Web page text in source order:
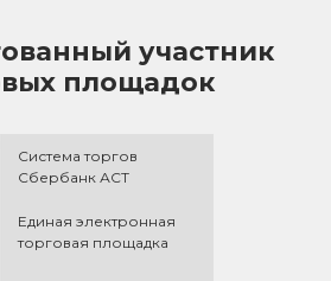
участник
площадок
Система торгов
Сбербанк АСТ
Единая электронная
торговая площадка